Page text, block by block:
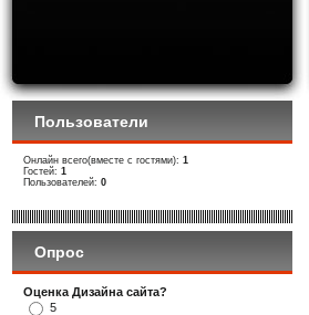
Пользователи
Онлайн всего(вместе с гостями): 1
Гостей: 1
Пользователей: 0
Опрос
Оценка Дизайна сайта?
5